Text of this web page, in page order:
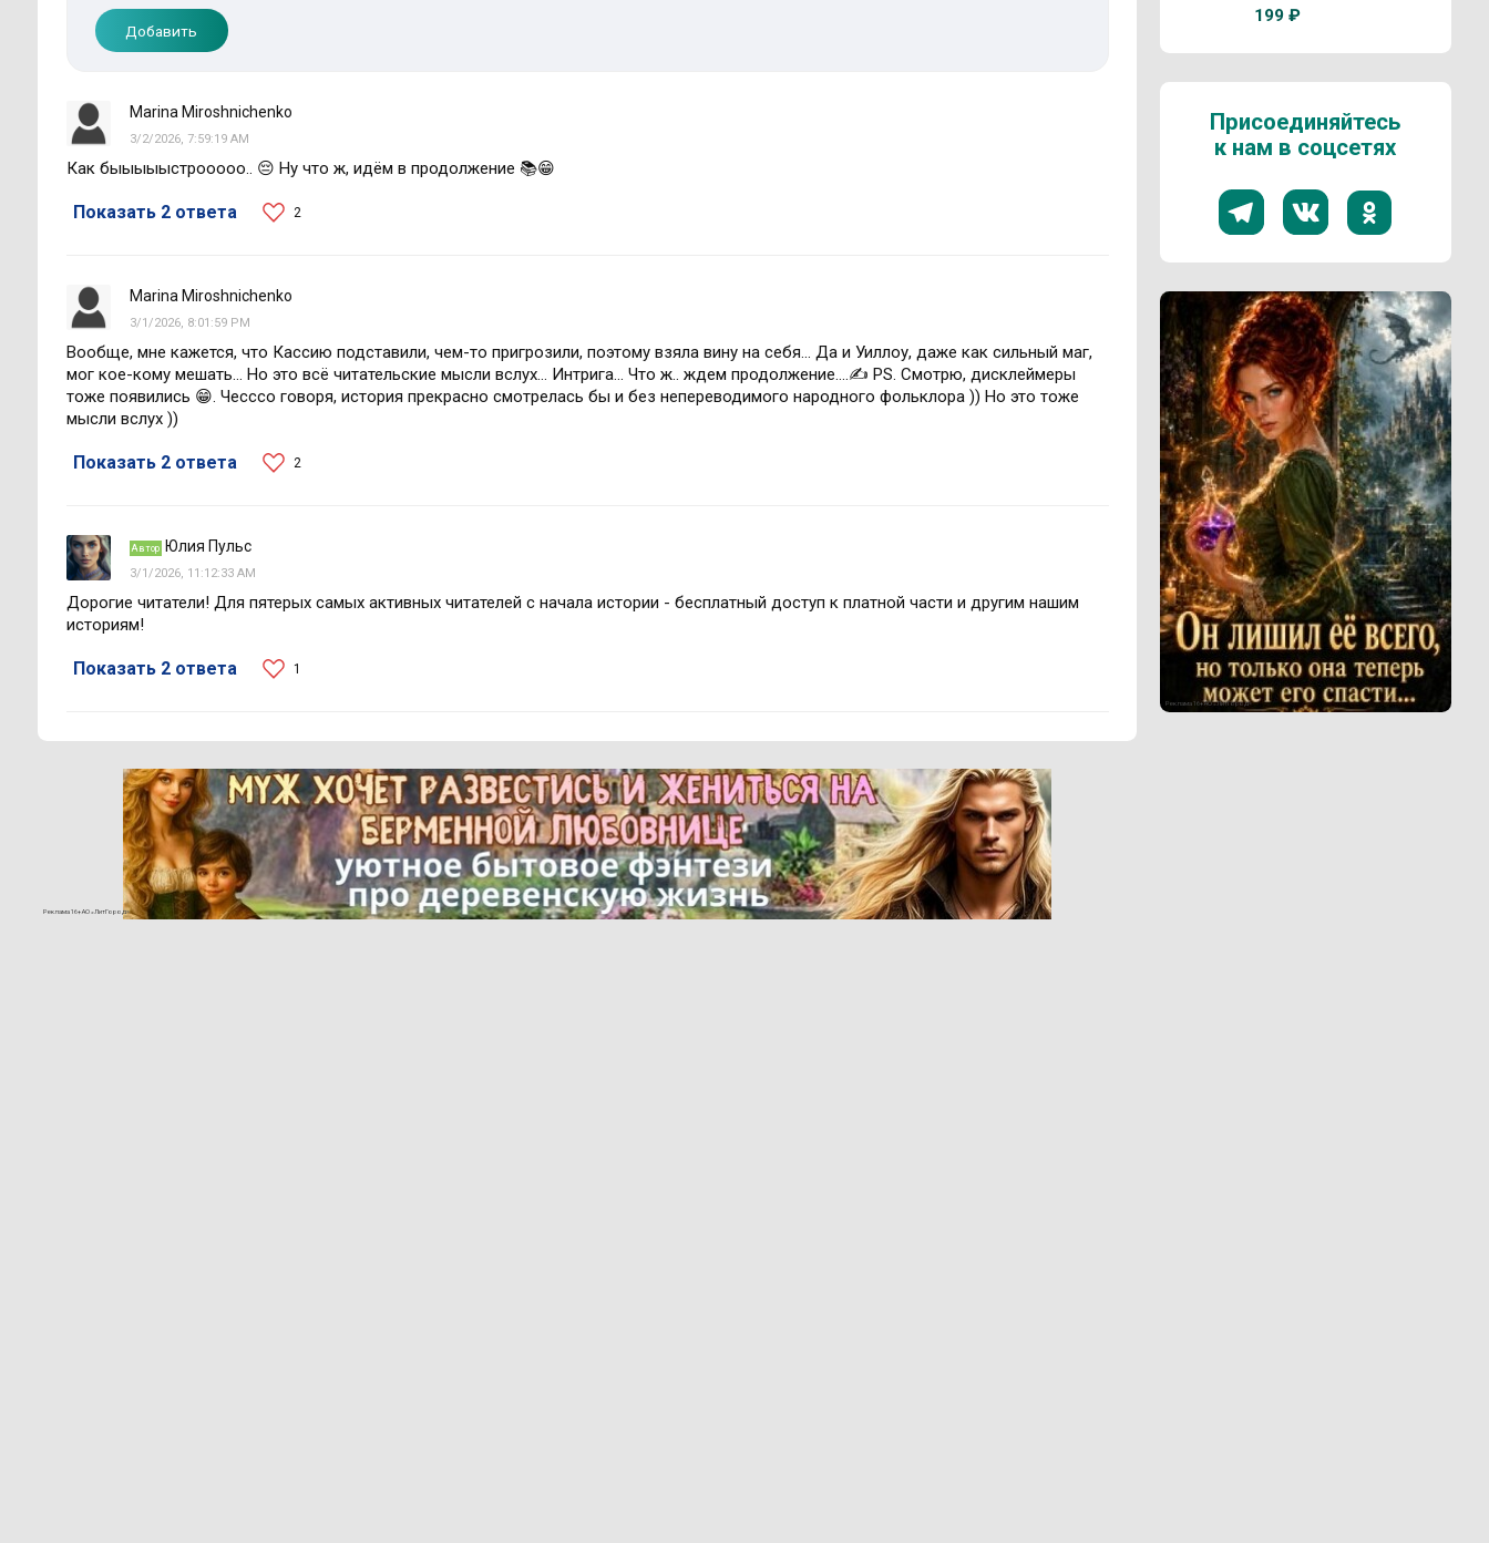
Добавить
Marina Miroshnichenko
3/2/2026, 7:59:19 AM
Как быыыыыстрооооо.. 😔 Ну что ж, идём в продолжение 📚😁
Показать 2 ответа 2
Marina Miroshnichenko
3/1/2026, 8:01:59 PM
Вообще, мне кажется, что Кассию подставили, чем-то пригрозили, поэтому взяла вину на себя... Да и Уиллоу, даже как сильный маг,
мог кое-кому мешать... Но это всё читательские мысли вслух... Интрига... Что ж.. ждем продолжение....✍ PS. Смотрю, дисклеймеры
тоже появились 😁. Чесссо говоря, история прекрасно смотрелась бы и без непереводимого народного фольклора )) Но это тоже
мысли вслух ))
Показать 2 ответа 2
АвторЮлия Пульс
3/1/2026, 11:12:33 AM
Дорогие читатели! Для пятерых самых активных читателей с начала истории - бесплатный доступ к платной части и другим нашим
историям!
Показать 2 ответа 1
Реклама 16+ АО «ЛитГород»
199 ₽
Присоединяйтесь
к нам в соцсетях
Реклама 16+ АО «ЛитГород»